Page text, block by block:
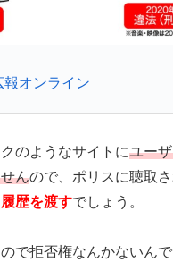
報オンライン
のようなサイトにユー
んので、ポリスに聴取
歴を渡すでしょう。
で拒否権なんかないんで